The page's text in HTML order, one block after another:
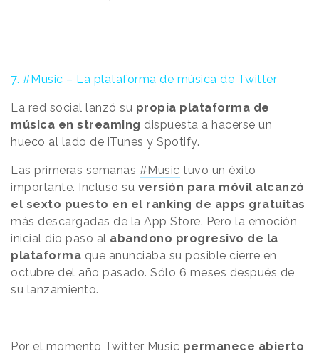
7. #Music – La plataforma de música de Twitter
La red social lanzó su propia plataforma de
música en streaming dispuesta a hacerse un
hueco al lado de iTunes y Spotify.
Las primeras semanas #Music tuvo un éxito
importante. Incluso su versión para móvil alcanzó
el sexto puesto en el ranking de apps gratuitas
más descargadas de la App Store. Pero la emoción
inicial dio paso al abandono progresivo de la
plataforma que anunciaba su posible cierre en
octubre del año pasado. Sólo 6 meses después de
su lanzamiento.
Por el momento Twitter Music permanece abierto